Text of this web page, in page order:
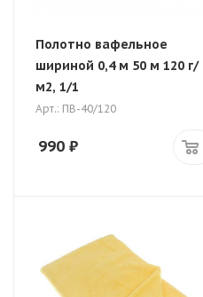
Полотно вафельное
шириной 0,4 м 50 м 120 г/
м2, 1/1
Арт.: ПВ-40/120
990 ₽